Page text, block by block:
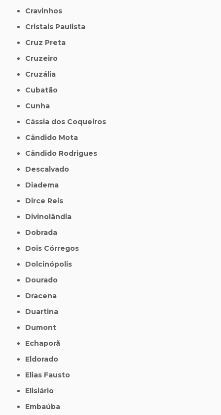
Cravinhos
Cristais Paulista
Cruz Preta
Cruzeiro
Cruzália
Cubatão
Cunha
Cássia dos Coqueiros
Cândido Mota
Cândido Rodrigues
Descalvado
Diadema
Dirce Reis
Divinolândia
Dobrada
Dois Córregos
Dolcinópolis
Dourado
Dracena
Duartina
Dumont
Echaporã
Eldorado
Elias Fausto
Elisiário
Embaúba